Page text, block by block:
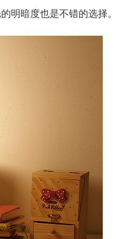
明暗度也是不错的选择。